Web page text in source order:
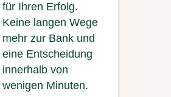
für Ihren Erfolg.
Keine langen Wege
mehr zur Bank und
eine Entscheidung
innerhalb von
wenigen Minuten.